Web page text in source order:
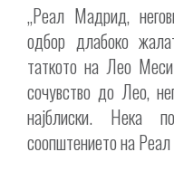
„Реал Мадрид,
одбор длабоко
таткото на Лео
сочувство до Лео,
најблиски. Нека
соопштението на